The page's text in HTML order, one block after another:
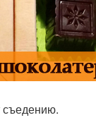
съедению.